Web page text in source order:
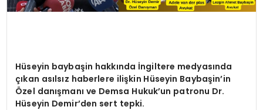
Hüseyin baybaşin hakkında İngiltere medyasında
çıkan asılsız haberlere ilişkin Hüseyin Baybaşin’in
Özel danışmanı ve Demsa Hukuk’un patronu Dr.
Hüseyin Demir’den sert tepki.